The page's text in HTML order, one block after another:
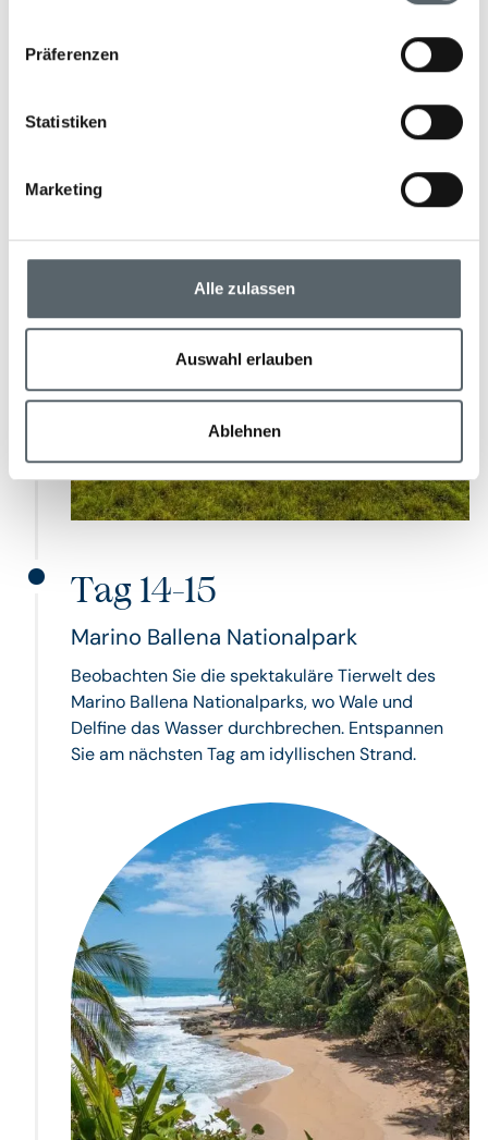
Präferenzen
Statistiken
Marketing
Alle zulassen
Auswahl erlauben
Ablehnen
Regenwald und unberührte Strände
Tag 14-15
Marino Ballena Nationalpark
Beobachten Sie die spektakuläre Tierwelt des
Marino Ballena Nationalparks, wo Wale und
Delfine das Wasser durchbrechen. Entspannen
Sie am nächsten Tag am idyllischen Strand.